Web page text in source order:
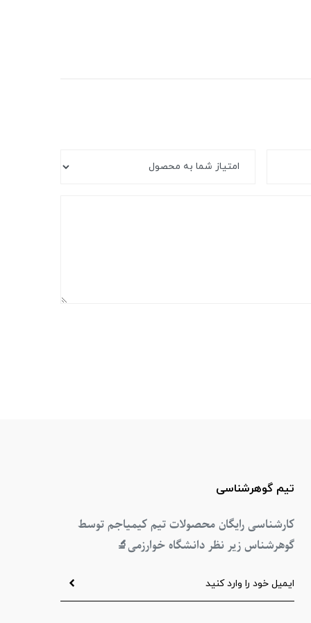
تیم گوهرشناسی
کارشناسی رایگان محصولات تیم کیمیاجم توسط
گوهرشناس زیر نظر دانشگاه خوارزمی🔬